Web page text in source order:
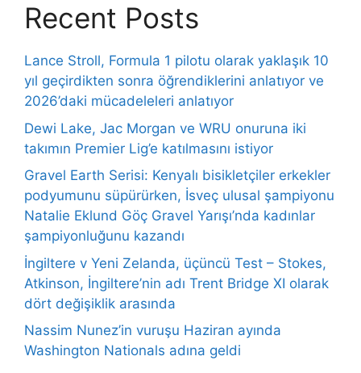
Recent Posts
Lance Stroll, Formula 1 pilotu olarak yaklaşık 10
yıl geçirdikten sonra öğrendiklerini anlatıyor ve
2026’daki mücadeleleri anlatıyor
Dewi Lake, Jac Morgan ve WRU onuruna iki
takımın Premier Lig’e katılmasını istiyor
Gravel Earth Serisi: Kenyalı bisikletçiler erkekler
podyumunu süpürürken, İsveç ulusal şampiyonu
Natalie Eklund Göç Gravel Yarışı’nda kadınlar
şampiyonluğunu kazandı
İngiltere v Yeni Zelanda, üçüncü Test – Stokes,
Atkinson, İngiltere’nin adı Trent Bridge XI olarak
dört değişiklik arasında
Nassim Nunez’in vuruşu Haziran ayında
Washington Nationals adına geldi